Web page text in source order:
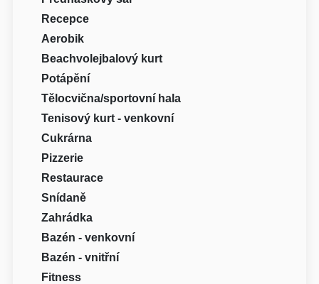
Recepce
Aerobik
Beachvolejbalový kurt
Potápění
Tělocvična/sportovní hala
Tenisový kurt - venkovní
Cukrárna
Pizzerie
Restaurace
Snídaně
Zahrádka
Bazén - venkovní
Bazén - vnitřní
Fitness